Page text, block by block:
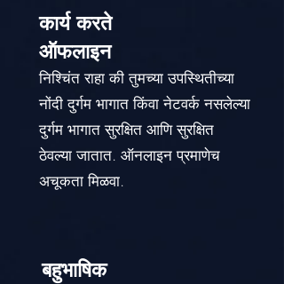
कार्य करते
ऑफलाइन
निश्चिंत राहा की तुमच्या उपस्थितीच्या
नोंदी दुर्गम भागात किंवा नेटवर्क नसलेल्या
दुर्गम भागात सुरक्षित आणि सुरक्षित
ठेवल्या जातात. ऑनलाइन प्रमाणेच
अचूकता मिळवा.
बहुभाषिक